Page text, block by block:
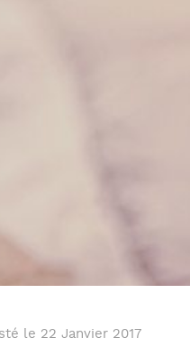
Partager
le 22 Janvier 2017